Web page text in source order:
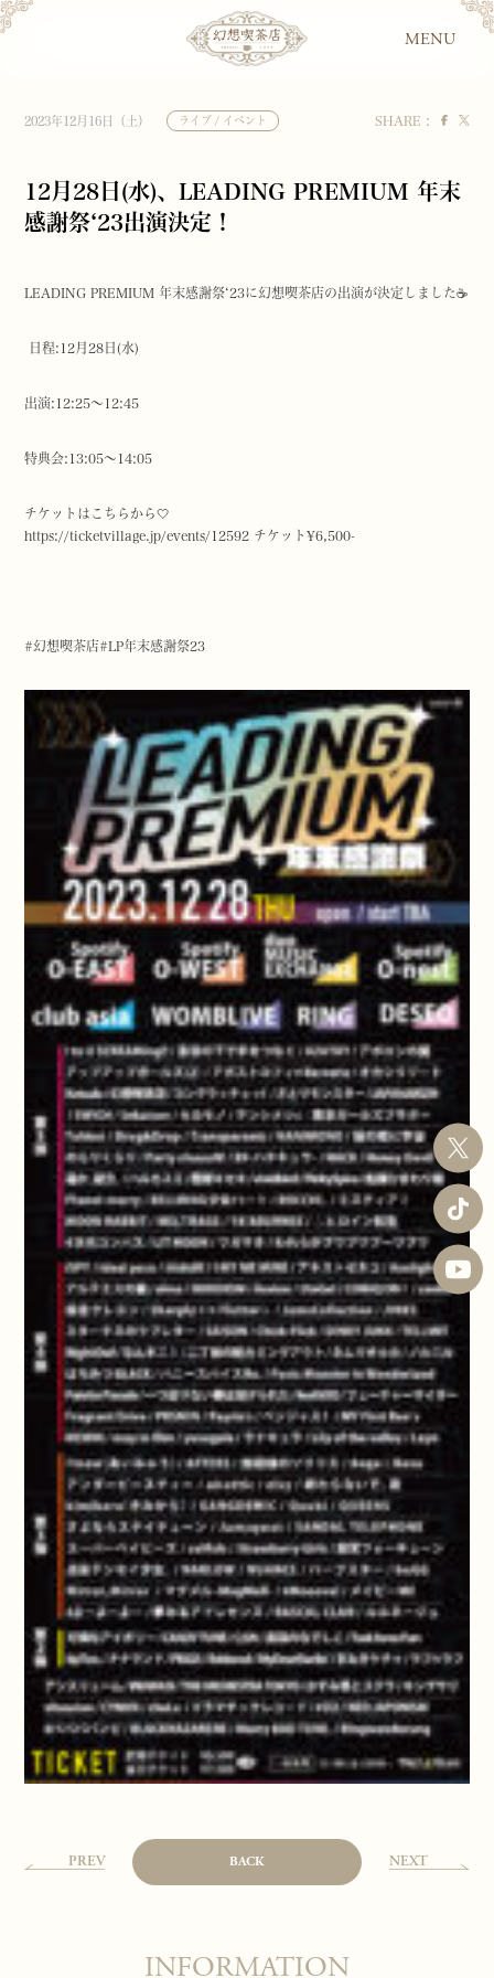
MENU
2023年12月16日（土） ライブ / イベント SHARE :
12月28日(水)、LEADING PREMIUM 年末
感謝祭‘23出演決定！
LEADING PREMIUM 年末感謝祭‘23に幻想喫茶店の出演が決定しました☕️
日程:12月28日(水)
出演:12:25〜12:45
特典会:13:05〜14:05
チケットはこちらから🤍
https://ticketvillage.jp/events/12592 チケット¥6,500-
#幻想喫茶店#LP年末感謝祭23
PREV BACK NEXT
INFORMATION